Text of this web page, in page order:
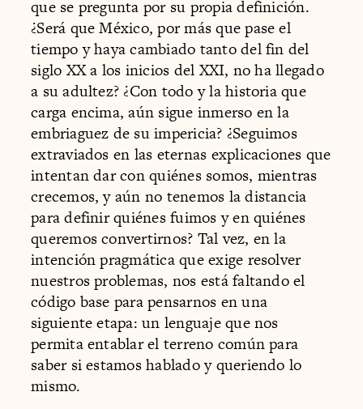
que se pregunta por su propia definición.
¿Será que México, por más que pase el
tiempo y haya cambiado tanto del fin del
siglo XX a los inicios del XXI, no ha llegado
a su adultez? ¿Con todo y la historia que
carga encima, aún sigue inmerso en la
embriaguez de su impericia? ¿Seguimos
extraviados en las eternas explicaciones que
intentan dar con quiénes somos, mientras
crecemos, y aún no tenemos la distancia
para definir quiénes fuimos y en quiénes
queremos convertirnos? Tal vez, en la
intención pragmática que exige resolver
nuestros problemas, nos está faltando el
código base para pensarnos en una
siguiente etapa: un lenguaje que nos
permita entablar el terreno común para
saber si estamos hablado y queriendo lo
mismo.